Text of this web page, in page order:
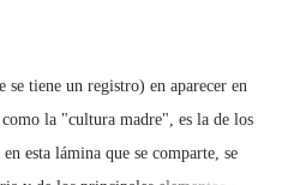
tiene un registro) en aparecer en
la "cultura madre", es la de los
esta lámina que se comparte, se